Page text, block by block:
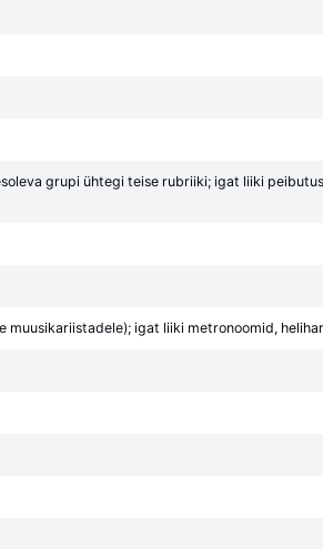
grupi ühtegi teise rubriiki; igat liiki
igat liiki metronoomid,